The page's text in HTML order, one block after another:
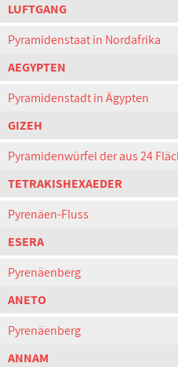
LUFTGANG
Pyramidenstaat in Nordafrika
AEGYPTEN
Pyramidenstadt in Ägypten
GIZEH
Pyramidenwürfel der aus 24
TETRAKISHEXAEDER
Pyrenäen-Fluss
ESERA
Pyrenäenberg
ANETO
Pyrenäenberg
ANNAM